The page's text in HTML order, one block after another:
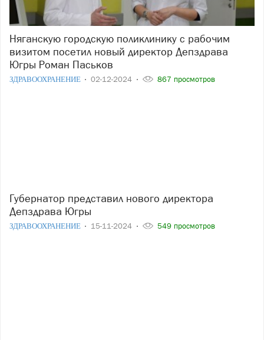
Няганскую городскую поликлинику с рабочим
визитом посетил новый директор Депздрава
Югры Роман Паськов
ЗДРАВООХРАНЕНИЕ 02-12-2024 867 просмотров
Губернатор представил нового директора
Депздрава Югры
ЗДРАВООХРАНЕНИЕ 15-11-2024 549 просмотров